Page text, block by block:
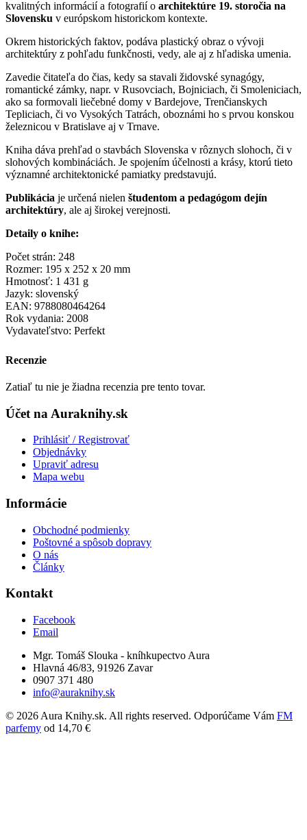
kvalitných informácií a fotografií o architektúre 19. storočia na
Slovensku v európskom historickom kontexte.
Okrem historických faktov, podáva plastický obraz o vývoji
architektúry z pohľadu funkčnosti, vedy, ale aj z hľadiska umenia.
Zavedie čitateľa do čias, kedy sa stavali židovské synagógy,
romantické zámky, napr. v Rusovciach, Bojniciach, či Smoleniciach,
ako sa formovali liečebné domy v Bardejove, Trenčianskych
Tepliciach, či vo Vysokých Tatrách, oboznámi ho s prvou konskou
železnicou v Bratislave aj v Trnave.
Kniha dáva prehľad o stavbách Slovenska v rôznych slohoch, či v
slohových kombináciách. Je spojením účelnosti a krásy, ktorú tieto
významné architektonické pamiatky predstavujú.
Publikácia je určená nielen študentom a pedagógom dejín
architektúry, ale aj širokej verejnosti.
Detaily o knihe:
Počet strán: 248
Rozmer: 195 x 252 x 20 mm
Hmotnosť: 1 431 g
Jazyk: slovenský
EAN: 9788080464264
Rok vydania: 2008
Vydavateľstvo: Perfekt
Recenzie
Zatiaľ tu nie je žiadna recenzia pre tento tovar.
Účet na Auraknihy.sk
Prihlásiť / Registrovať
Objednávky
Upraviť adresu
Mapa webu
Informácie
Obchodné podmienky
Poštovné a spôsob dopravy
O nás
Články
Kontakt
Facebook
Email
Mgr. Tomáš Slouka - kníhkupectvo Aura
Hlavná 46/83, 91926 Zavar
0907 371 480
info@auraknihy.sk
© 2026 Aura Knihy.sk. All rights reserved. Odporúčame Vám FM
parfemy od 14,70 €